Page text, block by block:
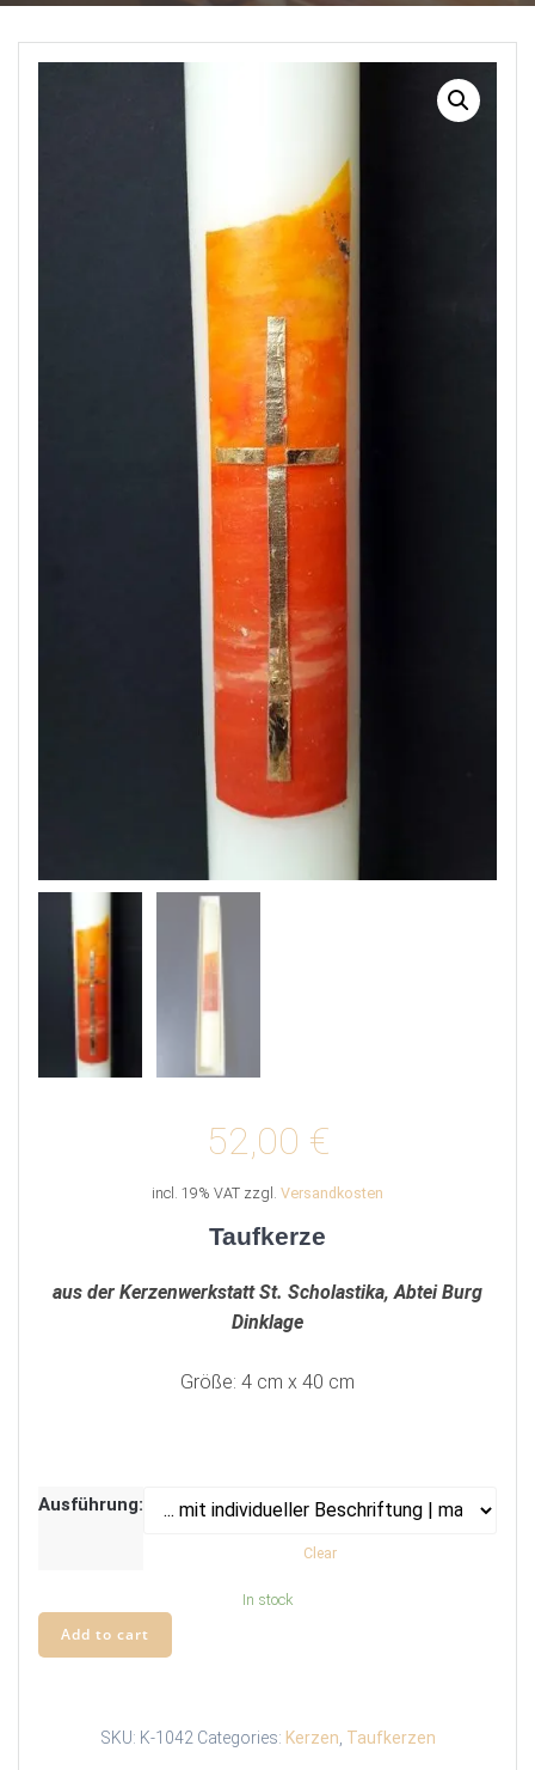
52,00 €
incl. 19% VAT zzgl. Versandkosten
Taufkerze
aus der Kerzenwerkstatt St. Scholastika, Abtei Burg
Dinklage
Größe: 4 cm x 40 cm
Ausführung:
Clear
In stock
Add to cart
SKU: K-1042 Categories: Kerzen, Taufkerzen